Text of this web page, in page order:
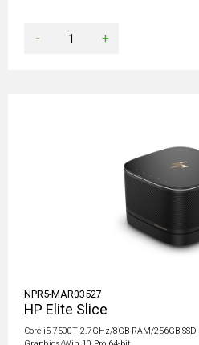
- +
NPR5-MAR03527
HP Elite Slice
Core i5 7500T 2.7GHz/8GB RAM/256GB